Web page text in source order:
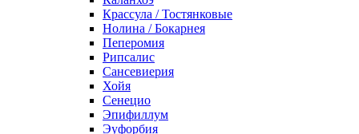
Крассула / Тостянковые
Нолина / Бокарнея
Пеперомия
Рипсалис
Сансевиерия
Хойя
Сенецио
Эпифиллум
Эуфорбия